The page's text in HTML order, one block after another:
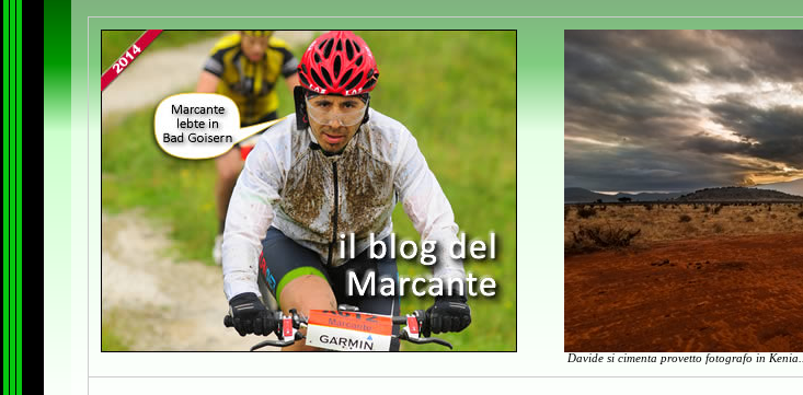
Davide si cimenta provetto fotografo in Kenia...